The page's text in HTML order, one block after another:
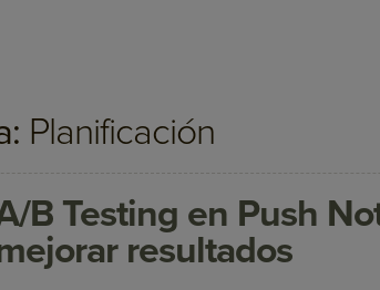
Planificación
B Testing en Push
resultados